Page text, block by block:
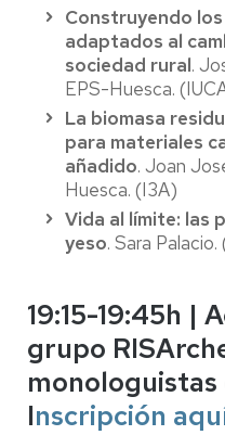
Construyendo
adaptados al
sociedad rural.
EPS-Huesca.
La biomasa
para materiales
añadido. Joan
Huesca. (I3A)
Vida al límite: las
yeso. Sara
19:15-19:45h |
grupo
monologuistas
Inscripción